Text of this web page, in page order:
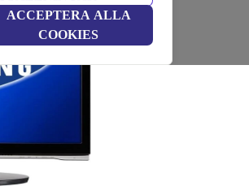
ACCEPTERA ALLA
COOKIES